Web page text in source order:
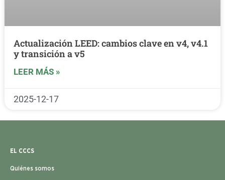
Actualización LEED: cambios clave en v4, v4.1
y transición a v5
LEER MÁS »
2025-12-17
EL CCCS
Quiénes somos